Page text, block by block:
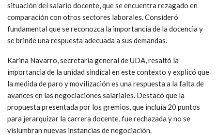
situación del salario docente, que se encuentra rezagado en
comparación con otros sectores laborales. Consideró
fundamental que se reconozca la importancia de la docencia y
se brinde una respuesta adecuada a sus demandas.
Karina Navarro, secretaria general de UDA, resaltó la
importancia de la unidad sindical en este contexto y explicó que
la medida de paro y movilización es una respuesta a la falta de
avances en las negociaciones salariales. Destacó que la
propuesta presentada por los gremios, que incluía 20 puntos
para jerarquizar la carrera docente, fue rechazada y no se
vislumbran nuevas instancias de negociación.